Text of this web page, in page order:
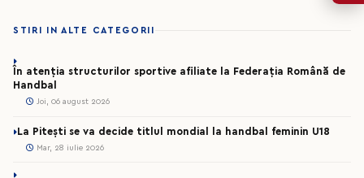
STIRI IN ALTE CATEGORII
În atenția structurilor sportive afiliate la Federația Română de
Handbal
Joi, 06 august 2026
La Pitești se va decide titlul mondial la handbal feminin U18
Mar, 28 iulie 2026